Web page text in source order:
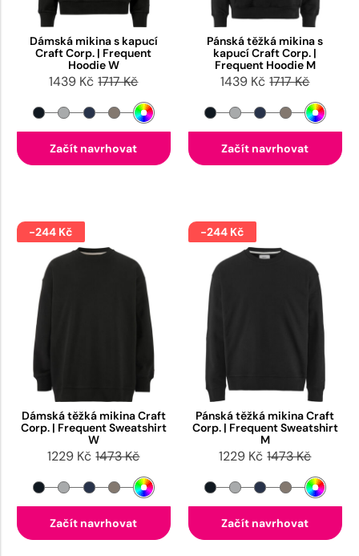
Dámská mikina s kapucí
Craft Corp. | Frequent
Hoodie W
1439 Kč 1717 Kč
Začít navrhovat
Pánská těžká mikina s
kapucí Craft Corp. |
Frequent Hoodie M
1439 Kč 1717 Kč
Začít navrhovat
-244 Kč
Dámská těžká mikina Craft
Corp. | Frequent Sweatshirt
W
1229 Kč 1473 Kč
Začít navrhovat
-244 Kč
Pánská těžká mikina Craft
Corp. | Frequent Sweatshirt
M
1229 Kč 1473 Kč
Začít navrhovat